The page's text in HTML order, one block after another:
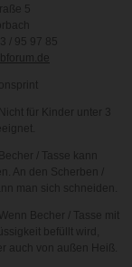
5
/ 95 97 85
für Kinder unter 3
/ Tasse kann
An den Scherben /
man sich schneiden.
Becher / Tasse mit
befüllt wird,
auch von außen Heiß.